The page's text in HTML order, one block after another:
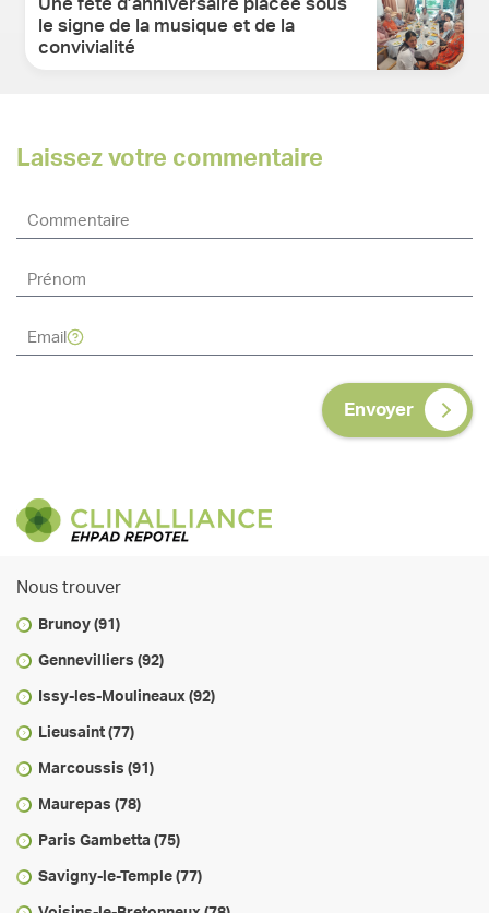
le signe de la musique et de la
convivialité
Laissez votre commentaire
Envoyer
Nous trouver
Brunoy (91)
Gennevilliers (92)
Issy-les-Moulineaux (92)
Lieusaint (77)
Marcoussis (91)
Maurepas (78)
Paris Gambetta (75)
Savigny-le-Temple (77)